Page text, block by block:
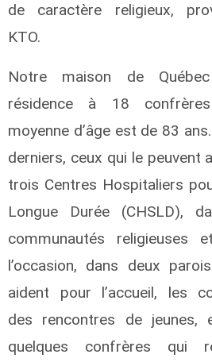
de caractère religieux,
KTO.
Notre maison de
résidence à 18
moyenne d’âge est de 83
derniers, ceux qui le peuvent
trois Centres Hospitaliers
Longue Durée (CHSLD),
communautés religieuses
l’occasion, dans deux
aident pour l’accueil, les
des rencontres de
quelques confrères qui